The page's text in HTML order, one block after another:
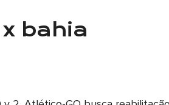
x bahia
bahia